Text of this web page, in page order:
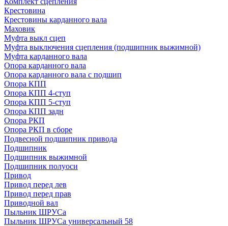
Крестовина
Крестовины карданного вала
Маховик
Муфта выкл сцеп
Муфта выключения сцепления (подшипник выжимной)
Муфта карданного вала
Опора карданного вала
Опора карданного вала с подшип
Опора КПП
Опора КПП 4-ступ
Опора КПП 5-ступ
Опора КПП задн
Опора РКП
Опора РКП в сборе
Подвесной подшипник привода
Подшипник
Подшипник выжимной
Подшипник полуоси
Привод
Привод перед лев
Привод перед прав
Приводной вал
Пыльник ШРУСа
Пыльник ШРУСа универсальный 58